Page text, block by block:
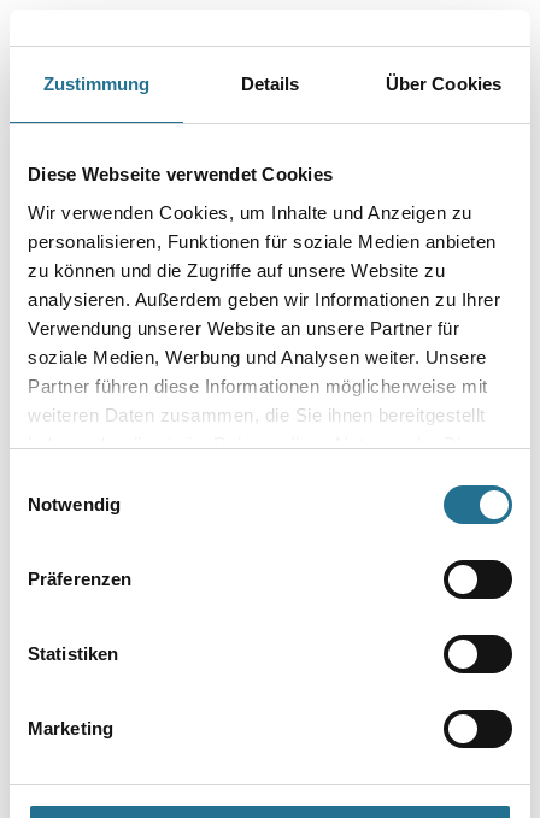
Zustimmung Details Über Cookies
Diese Webseite verwendet Cookies
Wir verwenden Cookies, um Inhalte und Anzeigen zu
personalisieren, Funktionen für soziale Medien anbieten
zu können und die Zugriffe auf unsere Website zu
analysieren. Außerdem geben wir Informationen zu Ihrer
Verwendung unserer Website an unsere Partner für
soziale Medien, Werbung und Analysen weiter. Unsere
Partner führen diese Informationen möglicherweise mit
weiteren Daten zusammen, die Sie ihnen bereitgestellt
haben oder die sie im Rahmen Ihrer Nutzung der Dienste
Notwendig
Präferenzen
Statistiken
Marketing
NMC Adefix Kleber 310ml
Kleber/Spachtelmasse
u.Verfugungsmater.
3002-000812
Bitte einloggen, um Preise zu
sehen
Produkteigenschaft
- Die Herstellungstechnik gewährleistet eine feste und glatte
des
Motivs.
ZUSATZINFOS
GEFAHRENHINWEISE